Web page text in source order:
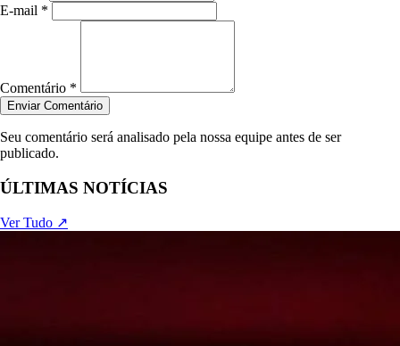
E-mail *
Comentário *
Enviar Comentário
Seu comentário será analisado pela nossa equipe antes de ser
publicado.
ÚLTIMAS NOTÍCIAS
Ver Tudo ↗